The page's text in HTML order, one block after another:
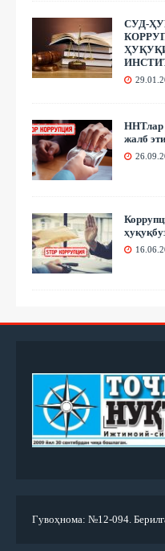
СУД-
ННТлар
жалб
Гувоҳнома: №12-094.